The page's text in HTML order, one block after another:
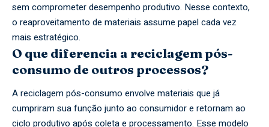
sem comprometer desempenho produtivo. Nesse contexto,
o reaproveitamento de materiais assume papel cada vez
mais estratégico.
O que diferencia a reciclagem pós-
consumo de outros processos?
A reciclagem pós-consumo envolve materiais que já
cumpriram sua função junto ao consumidor e retornam ao
ciclo produtivo após coleta e processamento. Esse modelo